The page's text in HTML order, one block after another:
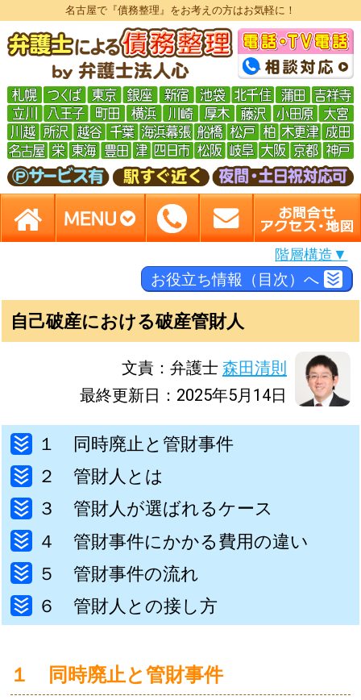
名古屋で『債務整理』をお考えの方はお気軽に！
階層構造▼
お役立ち情報（目次）へ
自己破産における破産管財人
文責：弁護士 森田清則
最終更新日：2025年5月14日
１ 同時廃止と管財事件
２ 管財人とは
３ 管財人が選ばれるケース
４ 管財事件にかかる費用の違い
５ 管財事件の流れ
６ 管財人との接し方
１ 同時廃止と管財事件